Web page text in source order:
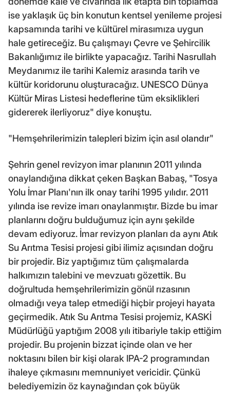
ise yaklaşık üç bin konutun kentsel yenileme projesi
kapsamında tarihi ve kültürel mirasımıza uygun
hale getireceğiz. Bu çalışmayı Çevre ve Şehircilik
Bakanlığımız ile birlikte yapacağız. Tarihi Nasrullah
Meydanımız ile tarihi Kalemiz arasında tarih ve
kültür koridorunu oluşturacağız. UNESCO Dünya
Kültür Miras Listesi hedeflerine tüm eksiklikleri
gidererek ilerliyoruz" diye konuştu.
"Hemşehrilerimizin talepleri bizim için asıl olandır"
Şehrin genel revizyon imar planının 2011 yılında
onaylandığına dikkat çeken Başkan Babaş, "Tosya
Yolu İmar Planı'nın ilk onay tarihi 1995 yılıdır. 2011
yılında ise revize imarı onaylanmıştır. Bizde bu imar
planlarını doğru bulduğumuz için aynı şekilde
devam ediyoruz. İmar revizyon planları da aynı Atık
Su Arıtma Tesisi projesi gibi ilimiz açısından doğru
bir projedir. Biz yaptığımız tüm çalışmalarda
halkımızın talebini ve mevzuatı gözettik. Bu
doğrultuda hemşehrilerimizin gönül rızasının
olmadığı veya talep etmediği hiçbir projeyi hayata
geçirmedik. Atık Su Arıtma Tesisi projemiz, KASKİ
Müdürlüğü yaptığım 2008 yılı itibariyle takip ettiğim
projedir. Bu projenin bizzat içinde olan ve her
noktasını bilen bir kişi olarak IPA-2 programından
ihaleye çıkmasını memnuniyet vericidir. Çünkü
belediyemizin öz kaynağından çok büyük